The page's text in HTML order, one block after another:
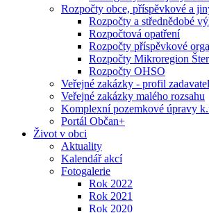
Rozpočty obce, příspěvkové a
Rozpočty a střednědobé
Rozpočtová opatření
Rozpočty příspěvkové
Rozpočty Mikroregion
Rozpočty OHSO
Veřejné zakázky - profil
Veřejné zakázky malého rozsahu
Komplexní pozemkové úpravy
Portál Občan+
Život v obci
Aktuality
Kalendář akcí
Fotogalerie
Rok 2022
Rok 2021
Rok 2020